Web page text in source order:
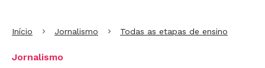
Início Jornalismo Todas as etapas de ensino
Jornalismo